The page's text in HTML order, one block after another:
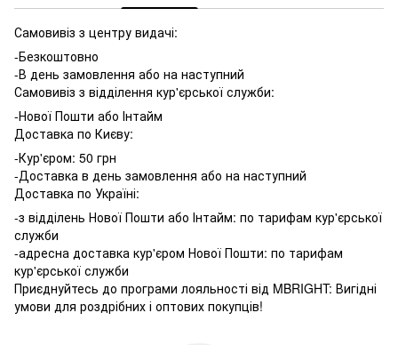
Самовивіз з центру видачі:
-Безкоштовно
-В день замовлення або на наступний
Самовивіз з відділення кур'єрської служби:
-Нової Пошти або Інтайм
Доставка по Києву:
-Кур'єром: 50 грн
-Доставка в день замовлення або на наступний
Доставка по Україні:
-з відділень Нової Пошти або Інтайм: по тарифам кур'єрської
служби
-адресна доставка кур'єром Нової Пошти: по тарифам
кур'єрської служби
Приєднуйтесь до програми лояльності від MBRIGHT: Вигідні
умови для роздрібних і оптових покупців!